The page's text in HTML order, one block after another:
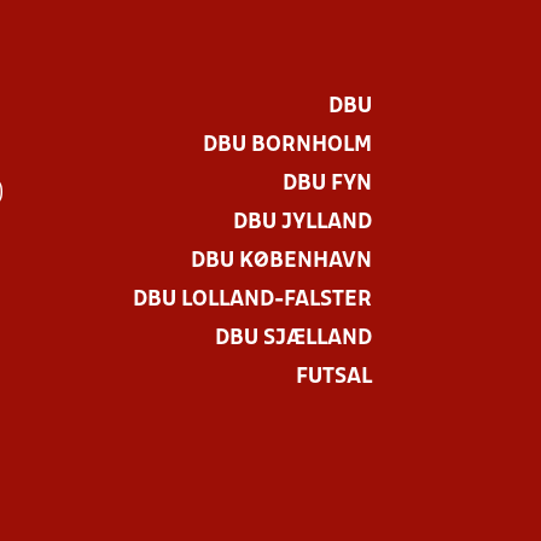
DBU
DBU BORNHOLM
DBU FYN
DBU JYLLAND
DBU KØBENHAVN
DBU LOLLAND-FALSTER
DBU SJÆLLAND
FUTSAL